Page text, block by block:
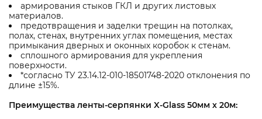
армирования стыков ГКЛ и других листовых
материалов.
предотвращения и заделки трещин на потолках,
полах, стенах, внутренних углах помещения, местах
примыкания дверных и оконных коробок к стенам.
сплошного армирования для укрепления
поверхности.
*согласно ТУ 23.14.12-010-18501748-2020 отклонения по
длине ±15%.
Преимущества ленты-серпянки X-Glass 50мм х 20м: